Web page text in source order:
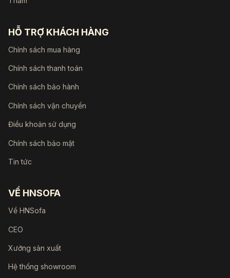
HỖ TRỢ KHÁCH HÀNG
Chính sách mua hàng
Chính sách thanh toán
Chính sách bảo hành
Chính sách vận chuyển
Điều khoản sử dụng
Chính sách bảo mật
Tin tức
VỀ HNSOFA
Về HNSofa
CEO
Xưởng sản xuất
Hệ thống showroom